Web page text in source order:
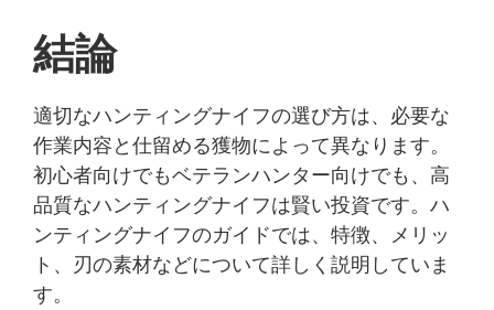
結論
適切なハンティングナイフの選び方は、必要な
作業内容と仕留める獲物によって異なります。
初心者向けでもベテランハンター向けでも、高
品質なハンティングナイフは賢い投資です。ハ
ンティングナイフのガイドでは、特徴、メリッ
ト、刃の素材などについて詳しく説明していま
す。